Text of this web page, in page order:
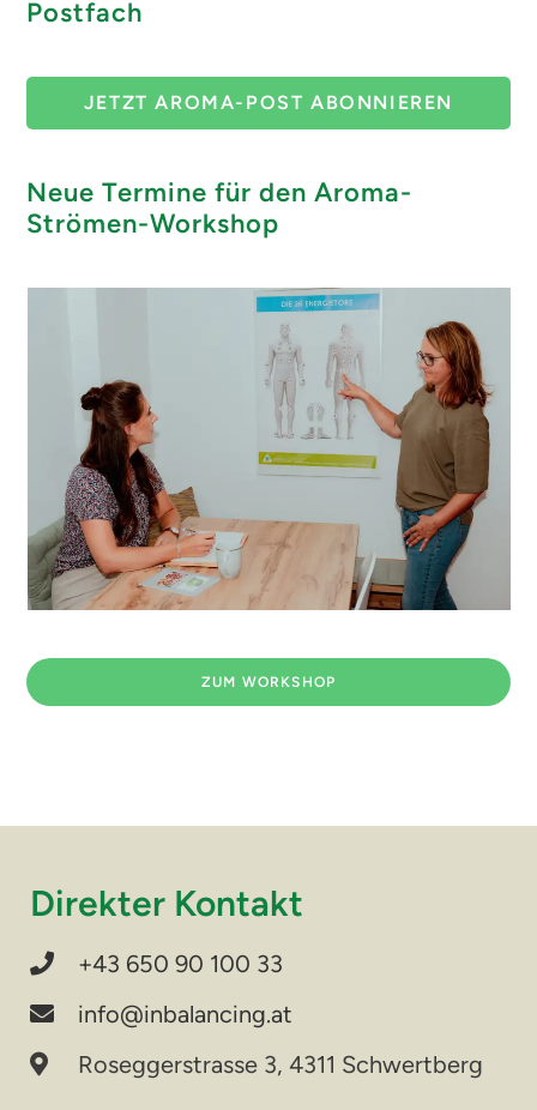
Postfach
JETZT AROMA-POST ABONNIEREN
Neue Termine für den Aroma-
Strömen-Workshop
ZUM WORKSHOP
Direkter Kontakt
+43 650 90 100 33
info@inbalancing.at
Roseggerstrasse 3, 4311 Schwertberg